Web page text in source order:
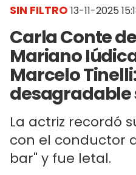
SIN FILTRO 13-11-2025
Carla Conte
Mariano
Marcelo
desagradable
La actriz recordó
con el conductor
bar" y fue letal.